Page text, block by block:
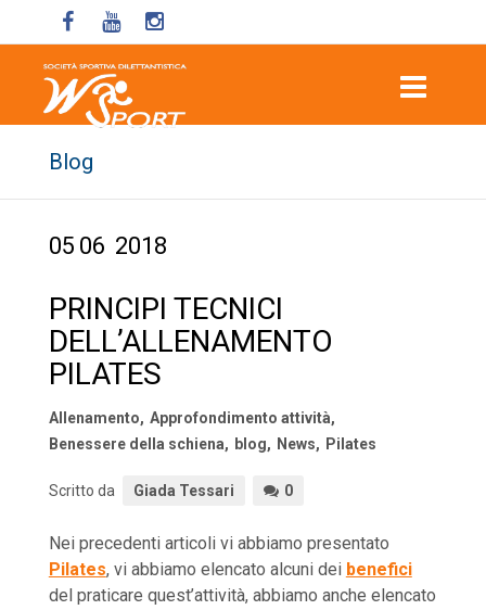
Blog
05 06 2018
PRINCIPI TECNICI
DELL’ALLENAMENTO
PILATES
Allenamento, Approfondimento attività,
Benessere della schiena, blog, News, Pilates
Scritto da Giada Tessari 0
Nei precedenti articoli vi abbiamo presentato
Pilates, vi abbiamo elencato alcuni dei benefici
del praticare quest’attività, abbiamo anche elencato